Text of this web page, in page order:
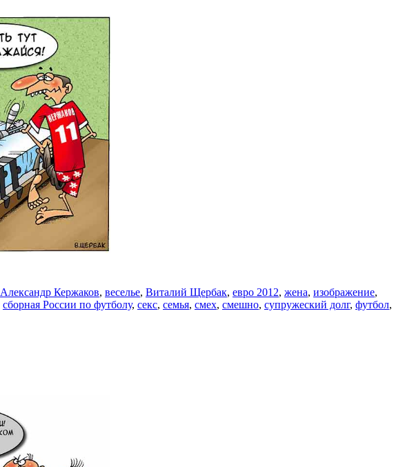
Александр Кержаков, веселье, Виталий Щербак, евро 2012, жена, изображение,
сборная России по футболу, секс, семья, смех, смешно, супружеский долг, футбол,